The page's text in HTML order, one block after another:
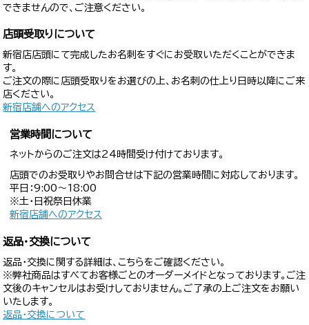
できませんので、ご注意ください。
店頭受取りについて
新宿店店頭にて完成したお名刺をすぐにお受取いただくことができま
す。
ご注文の際に店頭受取りをお選びの上、お名刺の仕上り日時以降にご来
店ください。
新宿店舗へのアクセス
営業時間について
ネットからのご注文は24時間受け付けております。
店頭でのお受取りやお問合せは下記の営業時間に対応しております。
平日：9:00〜18:00
※土・日祝祭日休業
新宿店舗へのアクセス
返品・交換について
返品・交換に関する詳細は、こちらをご確認ください。
※弊社商品はすべてお客様ごとのオーダーメイドとなっております。ご注
文後のキャンセルはお受けしておりません。ご了承の上ご注文をお願い
いたします。
返品・交換について